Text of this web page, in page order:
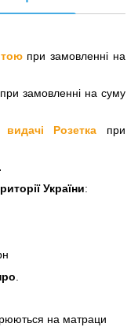
при замовленні на
при замовленні на суму
Розетка
при
України:
на матраци